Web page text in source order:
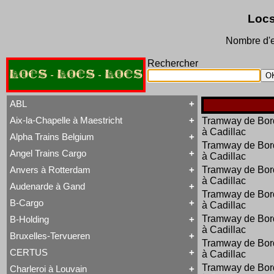
Nombre
LOCS - LOCS - LOCS
Rechercher
ABL
Tout ABL
Baldwin
Brigadelok
Hors Type Voyageurs
Locotracteur
Rail-Route
Type 28
Type 93
Type 28
Type 29
WR 360 C14 K
Aix-la-Chapelle à Maestricht
Tout Aix-la-Chapelle à Maestricht
13 à 15
16
20 à 22
31 à 37
81 à 84
Alpha Trains Belgium
Tout Alpha Trains Belgium
G2000-3
TRAXX F140 MS
Angel Trains Cargo
Tout Angel Trains Cargo
G2000-3
TRAXX F140 MS
Anvers à Rotterdam
Tout Anvers à Rotterdam
1 à 6
7 à 9
11 à 14
19 à 21
Hors Type
Audenarde à Gand
Tout Audenarde à Gand
Hainaut-et-Flandres
B-Cargo
Tout B-Cargo
Série 12
Série 13
Série 23
II
Série 29 II
B-Holding
Tout B-Holding
Série 00 tranche 1963
Bruxelles-Tervueren
Tout Bruxelles-Tervueren
Marchandises
CERTUS
Charleroi à Louvain
Tramway de
à Cadillac
Tramway de
à Cadillac
Tramway de
à Cadillac
Tramway de
à Cadillac
Tramway de
à Cadillac
Tramway de
à Cadillac
Tramway de